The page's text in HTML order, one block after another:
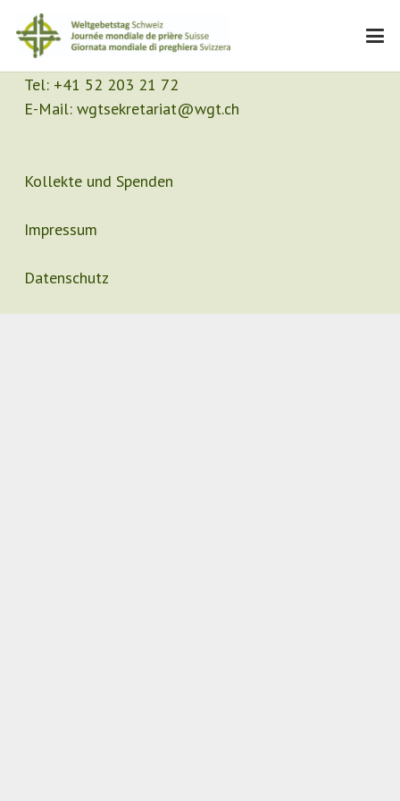
Kontakt
Sekretariat
Tel: +41 52 203 21 72
E-Mail: wgtsekretariat@wgt.ch
Kollekte und Spenden
Impressum
Datenschutz